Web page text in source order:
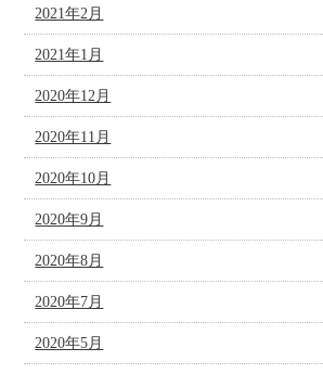
2021年2月
2021年1月
2020年12月
2020年11月
2020年10月
2020年9月
2020年8月
2020年7月
2020年5月